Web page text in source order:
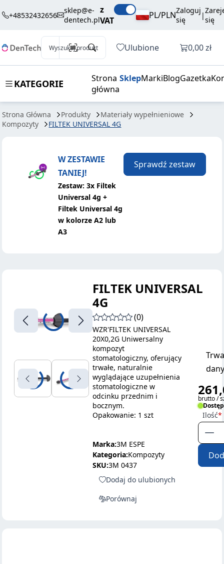
+48532432656
sklep@e-
dentech.pl
z
VAT
PL/PLNZaloguj
się
|się
Wyszukaj produkt Ulubione Otwórz
0,00 zł
KATEGORIE
Strona
główna
SklepMarkiBlogGazetka
Strona Główna Produkty
Materiały wypełnieniowe
Kompozyty
FILTEK UNIVERSAL 4G
UNIVERSAL 4Gbrutto / szt.
W ZESTAWIE
TANIEJ!
Zestaw: 3x Filtek
Universal 4g +
Filtek Universal 4g
w kolorze A2 lub
A3
Sprawdź zestaw
FILTEK UNIVERSAL
4G
(0)
WZR'FILTEK UNIVERSAL
20X0,2G Uniwersalny
kompozyt
stomatologiczny, oferujący
trwałe, naturalnie
wyglądające uzupełnienia
stomatologiczne w
odcinku przednim i
bocznym.
Opakowanie: 1 szt
Marka:3M ESPE
Kategoria:Kompozyty
SKU:3M 0437
Dodaj do ulubionych
Porównaj
brutto /
Ilość